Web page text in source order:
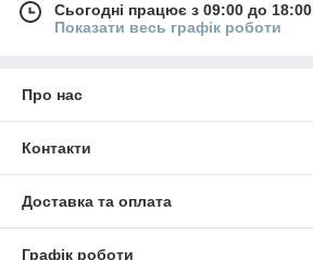
Сьогодні працює з 09:00 до 18:00
Показати весь графік роботи
Про нас
Контакти
Доставка та оплата
Графік роботи